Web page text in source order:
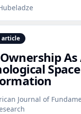
article
Journal of